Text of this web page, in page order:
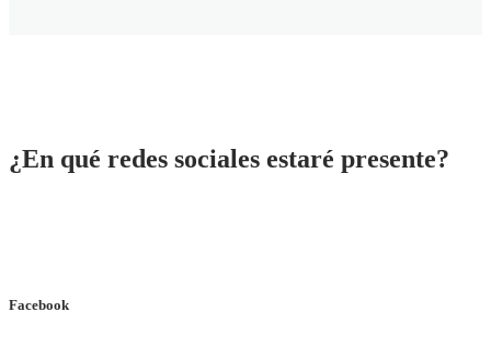
¿En qué redes sociales estaré presente?
Facebook